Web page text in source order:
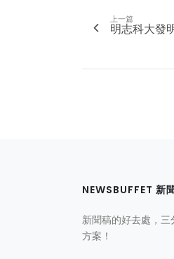
上一篇
明志科大發
NEWSBUFFET 新
新聞稿的好去處，
方案！